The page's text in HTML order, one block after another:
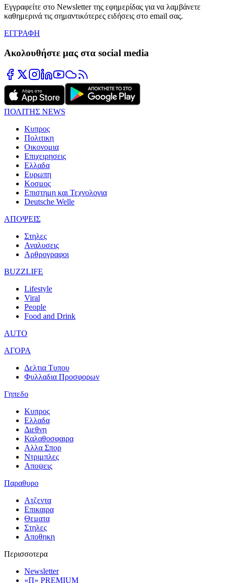
Εγγραφείτε στο Newsletter της εφημερίδας για να λαμβάνετε
καθημερινά τις σημαντικότερες ειδήσεις στο email σας.
ΕΓΓΡΑΦΗ
Ακολουθήστε μας στα social media
ΠΟΛΙΤΗΣ NEWS
Κυπρος
Πολιτικη
Οικονομια
Επιχειρησεις
Ελλαδα
Ευρωπη
Κοσμος
Επιστημη και Τεχνολογια
Deutsche Welle
ΑΠΟΨΕΙΣ
Στηλες
Αναλυσεις
Αρθρογραφοι
BUZZLIFE
Lifestyle
Viral
People
Food and Drink
AUTO
ΑΓΟΡΑ
Δελτια Τυπου
Φυλλαδια Προσφορων
Γηπεδο
Κυπρος
Ελλαδα
Διεθνη
Καλαθοσφαιρα
Αλλα Σπορ
Ντριμπλες
Αποψεις
Παραθυρο
Ατζεντα
Επικαιρα
Θεματα
Στηλες
Αποθηκη
Περισσοτερα
Newsletter
«Π» PREMIUM